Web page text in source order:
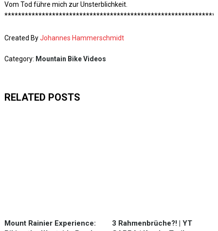
Vom Tod führe mich zur Unsterblichkeit.
Created ByJohannes Hammerschmidt
Category: Mountain Bike Videos
RELATED POSTS
Mount Rainier Experience:
3 Rahmenbrüche?! | YT